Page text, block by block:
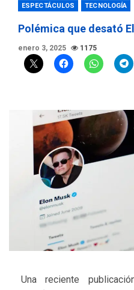
ESPECTÁCULOS TECNOLOGÍA
Polémica que desató
enero 3, 2025 1175
Una reciente